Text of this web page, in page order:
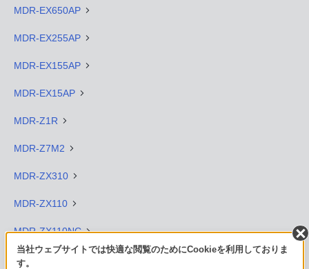
MDR-EX650AP
MDR-EX255AP
MDR-EX155AP
MDR-EX15AP
MDR-Z1R
MDR-Z7M2
MDR-ZX310
MDR-ZX110
MDR-ZX110NC
ウォークマン専用ヘッドホン
当社ウェブサイトでは快適な閲覧のためにCookieを利用しておりま
す。